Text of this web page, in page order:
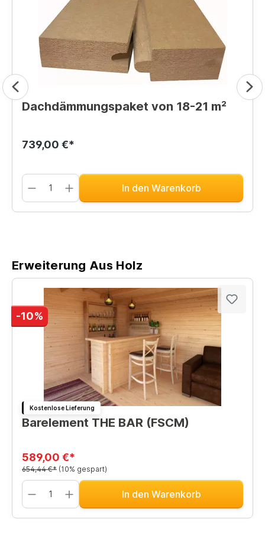
Dachdämmungspaket von 18-21 m²
739,00 €*
In den Warenkorb
Erweiterung Aus Holz
-10%
Kostenlose Lieferung
Barelement THE BAR (FSCM)
589,00 €*
654,44 €* (10% gespart)
In den Warenkorb